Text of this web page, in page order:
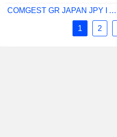
COMGEST GR JAPAN JPY I ACC
1 2